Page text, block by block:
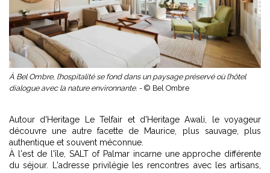
À Bel Ombre, l’hospitalité se fond dans un paysage préservé où l’hôtel
dialogue avec la nature environnante. - © Bel Ombre
Autour d'Heritage Le Telfair et d'Heritage Awali, le voyageur
découvre une autre facette de Maurice, plus sauvage, plus
authentique et souvent méconnue.
À l'est de l'île, SALT of Palmar incarne une approche différente
du séjour. L'adresse privilégie les rencontres avec les artisans,